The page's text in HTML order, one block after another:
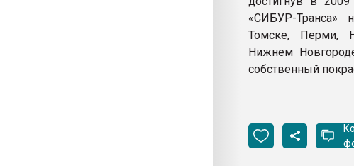
«СИБУР-Транса»
Томске, Перми,
Нижнем
собственный